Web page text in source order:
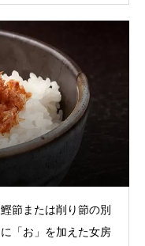
節または削り節の別
「お」を加えた女房